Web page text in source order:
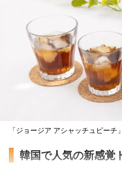
「ジョージア アシャッチュピーチ
韓国で人気の新感覚